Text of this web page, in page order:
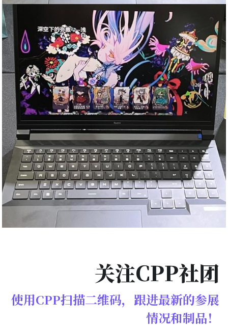
关注CPP社团
使用CPP扫描二维码，跟进最新的参展
情况和制品！